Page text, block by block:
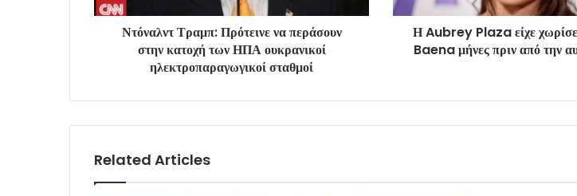
Ντόναλντ Τραμπ: Πρότεινε να περάσουν
στην κατοχή των ΗΠΑ ουκρανικοί
ηλεκτροπαραγωγικοί σταθμοί
Η Aubrey Plaza είχε
Baena μήνες πριν από την
Related Articles